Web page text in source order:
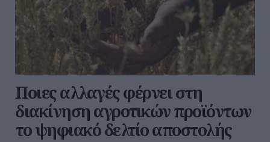
Ποιες αλλαγές φέρνει στη
διακίνηση αγροτικών προϊόντων
το ψηφιακό δελτίο αποστολής